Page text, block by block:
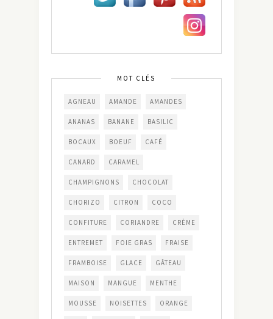
MOT CLÉS
AGNEAU AMANDE AMANDES
ANANAS BANANE BASILIC
BOCAUX BOEUF CAFÉ
CANARD CARAMEL
CHAMPIGNONS CHOCOLAT
CHORIZO CITRON COCO
CONFITURE CORIANDRE CRÈME
ENTREMET FOIE GRAS FRAISE
FRAMBOISE GLACE GÂTEAU
MAISON MANGUE MENTHE
MOUSSE NOISETTES ORANGE